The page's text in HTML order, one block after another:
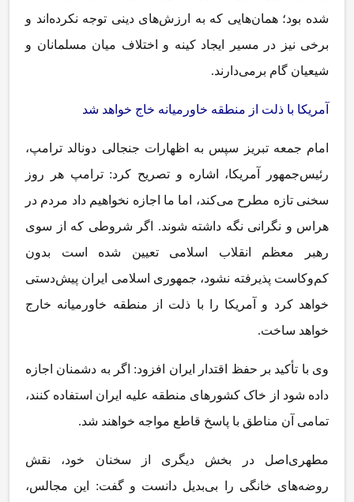
شده بود؛ همان‌هایی که به ارزش‌های دینی توجه نکرده‌اند و
برخی نیز در مسیر ایجاد کینه و اختلاف میان مسلمانان و
شیعیان گام برمی‌دارند.
آمریکا با ذلت از منطقه خاورمیانه خاج خواهد شد
امام جمعه تبریز سپس به اظهارات جنجالی دونالد ترامپ،
رئیس‌جمهور آمریکا، اشاره و تصریح کرد: ترامپ هر روز
سخنی تازه مطرح می‌کند، اما ما اجازه نخواهیم داد مردم در
هراس و نگرانی نگه داشته شوند. اگر شروطی که از سوی
رهبر معظم انقلاب اسلامی تعیین شده است بدون
کم‌وکاست پذیرفته نشود، جمهوری اسلامی ایران پیش‌دستی
خواهد کرد و آمریکا را با ذلت از منطقه خاورمیانه خارج
خواهد ساخت.
وی با تأکید بر حفظ اقتدار ایران افزود: اگر به دشمنان اجازه
داده شود از خاک کشورهای منطقه علیه ایران استفاده کنند،
تمامی آن مناطق با پاسخ قاطع مواجه خواهند شد.
مطهری‌اصل در بخش دیگری از سخنان خود، نقش
روضه‌های خانگی را بی‌بدیل دانست و گفت: این مجالس،